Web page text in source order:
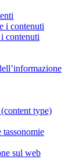
i contenuti
contenuti
type)
sul web